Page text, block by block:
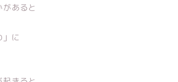
あると
に